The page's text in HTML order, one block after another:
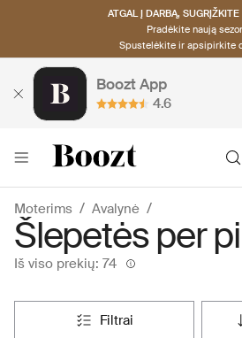
ATGAL Į DARBĄ,
Pradėkite naują
Spustelėkite ir apsipirkite
Boozt App
4.6
Moterims Avalynė
Šlepetės per
Iš viso prekių: 74
filtrai